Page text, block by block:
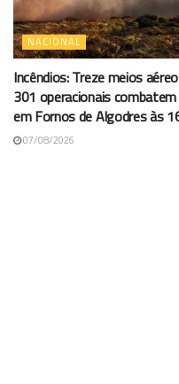
NACIONAL
Incêndios: Treze meios
301 operacionais
em Fornos de Algodres às
07/08/2026